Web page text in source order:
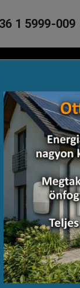
1 5999-009
DUO ML-G9
ML-
Cells 390